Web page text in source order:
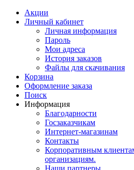
Акции
Личный кабинет
Личная информация
Пароль
Мои адреса
История заказов
Файлы для скачивания
Корзина
Оформление заказа
Поиск
Информация
Благодарности
Госзаказчикам
Интернет-магазинам
Контакты
Корпоративным
организациям.
Наши партнеры